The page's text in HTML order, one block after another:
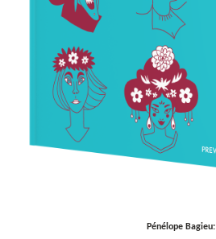
Pénélope Bagieu: